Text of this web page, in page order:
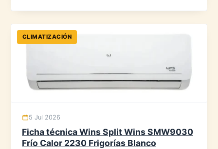
CLIMATIZACIÓN
5 Jul 2026
Ficha técnica Wins Split Wins SMW9030
Frío Calor 2230 Frigorías Blanco